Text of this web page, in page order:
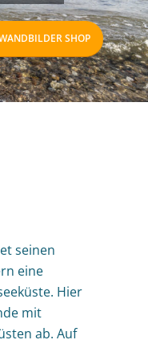
SHOP
seinen
eine
Hier
mit
ab. Auf